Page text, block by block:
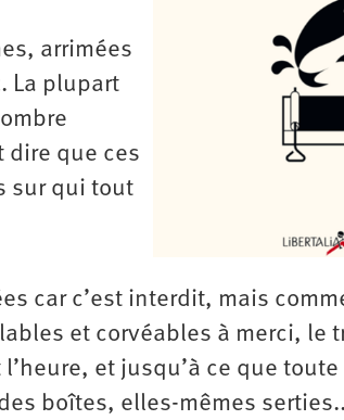
arrimées
La plupart
dire que ces
sur qui tout
car c’est interdit, mais
et corvéables à merci, le
et jusqu’à ce que toute
boîtes, elles-mêmes